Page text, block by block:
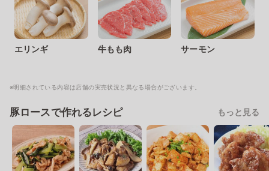
エリンギ 牛もも肉 サーモン
※明細されている内容は店舗の実売状況と異なる場合がございます。
豚ロースで作れるレシピ もっと見る